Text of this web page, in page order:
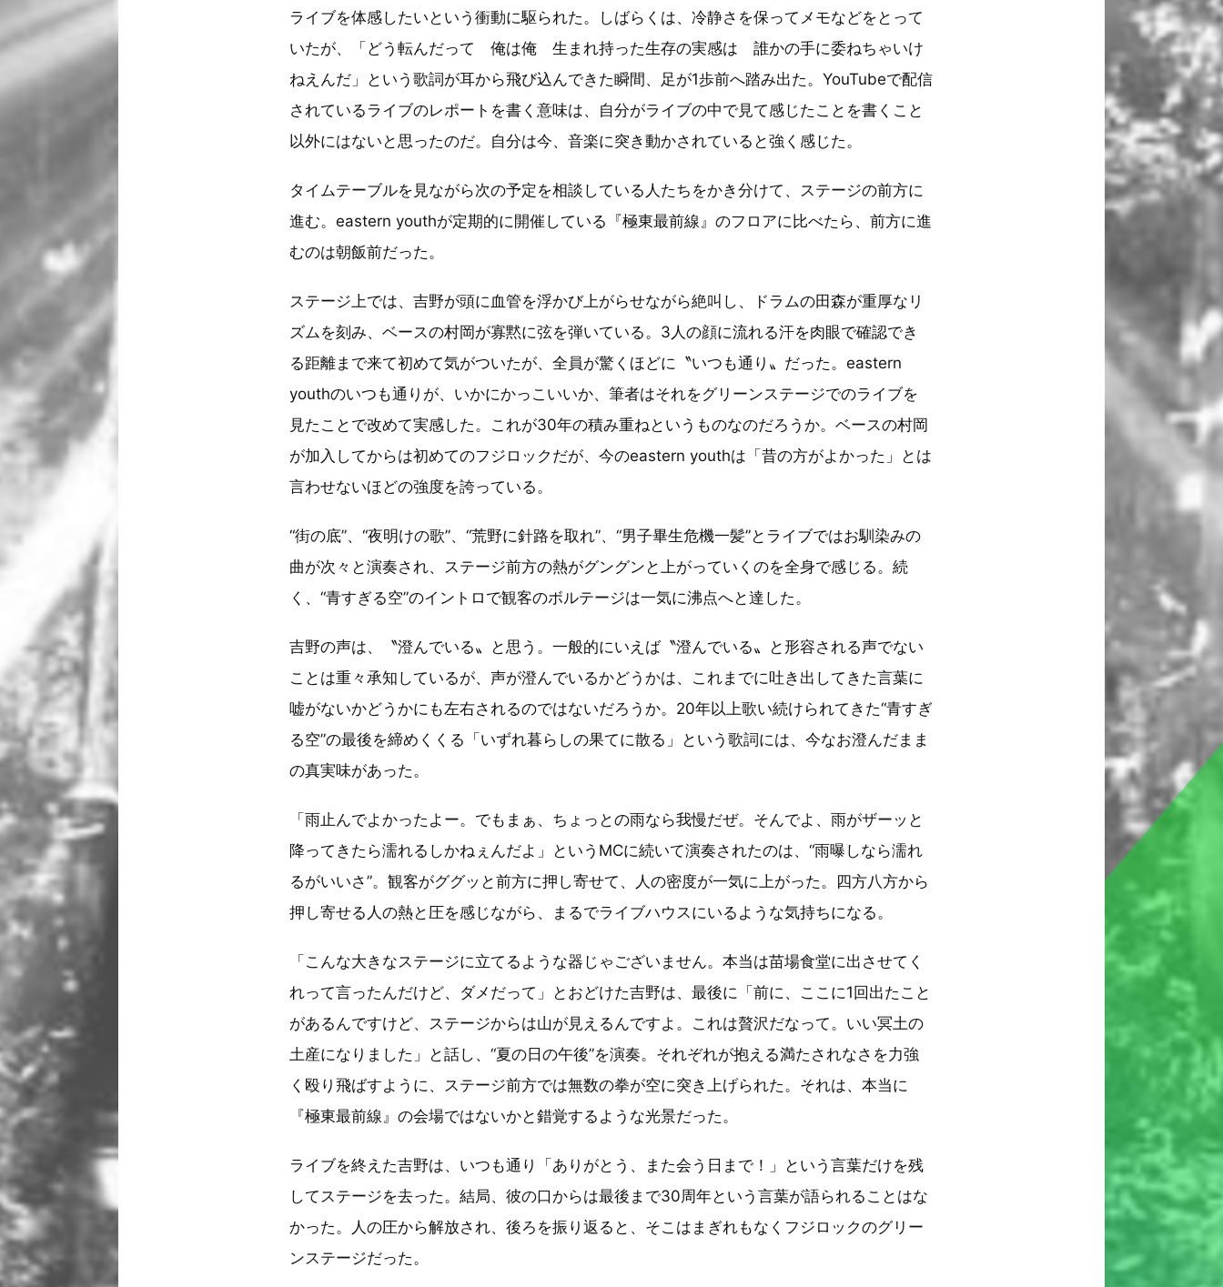
ライブを体感したいという衝動に駆られた。しばらくは、冷静さを保ってメモなどをとって
いたが、「どう転んだって 俺は俺 生まれ持った生存の実感は 誰かの手に委ねちゃいけ
ねえんだ」という歌詞が耳から飛び込んできた瞬間、足が1歩前へ踏み出た。YouTubeで配信
されているライブのレポートを書く意味は、自分がライブの中で見て感じたことを書くこと
以外にはないと思ったのだ。自分は今、音楽に突き動かされていると強く感じた。
タイムテーブルを見ながら次の予定を相談している人たちをかき分けて、ステージの前方に
進む。eastern youthが定期的に開催している『極東最前線』のフロアに比べたら、前方に進
むのは朝飯前だった。
ステージ上では、吉野が頭に血管を浮かび上がらせながら絶叫し、ドラムの田森が重厚なリ
ズムを刻み、ベースの村岡が寡黙に弦を弾いている。3人の顔に流れる汗を肉眼で確認でき
る距離まで来て初めて気がついたが、全員が驚くほどに〝いつも通り〟だった。eastern
youthのいつも通りが、いかにかっこいいか、筆者はそれをグリーンステージでのライブを
見たことで改めて実感した。これが30年の積み重ねというものなのだろうか。ベースの村岡
が加入してからは初めてのフジロックだが、今のeastern youthは「昔の方がよかった」とは
言わせないほどの強度を誇っている。
“街の底”、“夜明けの歌”、“荒野に針路を取れ”、“男子畢生危機一髪”とライブではお馴染みの
曲が次々と演奏され、ステージ前方の熱がグングンと上がっていくのを全身で感じる。続
く、“青すぎる空”のイントロで観客のボルテージは一気に沸点へと達した。
吉野の声は、〝澄んでいる〟と思う。一般的にいえば〝澄んでいる〟と形容される声でない
ことは重々承知しているが、声が澄んでいるかどうかは、これまでに吐き出してきた言葉に
嘘がないかどうかにも左右されるのではないだろうか。20年以上歌い続けられてきた“青すぎ
る空”の最後を締めくくる「いずれ暮らしの果てに散る」という歌詞には、今なお澄んだまま
の真実味があった。
「雨止んでよかったよー。でもまぁ、ちょっとの雨なら我慢だぜ。そんでよ、雨がザーッと
降ってきたら濡れるしかねぇんだよ」というMCに続いて演奏されたのは、“雨曝しなら濡れ
るがいいさ”。観客がググッと前方に押し寄せて、人の密度が一気に上がった。四方八方から
押し寄せる人の熱と圧を感じながら、まるでライブハウスにいるような気持ちになる。
「こんな大きなステージに立てるような器じゃございません。本当は苗場食堂に出させてく
れって言ったんだけど、ダメだって」とおどけた吉野は、最後に「前に、ここに1回出たこと
があるんですけど、ステージからは山が見えるんですよ。これは贅沢だなって。いい冥土の
土産になりました」と話し、“夏の日の午後”を演奏。それぞれが抱える満たされなさを力強
く殴り飛ばすように、ステージ前方では無数の拳が空に突き上げられた。それは、本当に
『極東最前線』の会場ではないかと錯覚するような光景だった。
ライブを終えた吉野は、いつも通り「ありがとう、また会う日まで！」という言葉だけを残
してステージを去った。結局、彼の口からは最後まで30周年という言葉が語られることはな
かった。人の圧から解放され、後ろを振り返ると、そこはまぎれもなくフジロックのグリー
ンステージだった。